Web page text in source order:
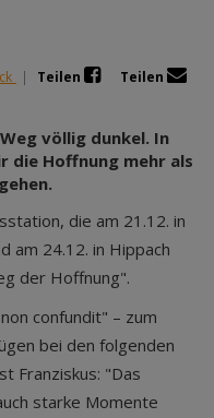
| Teilen
Teilen
völlig dunkel. In
die Hoffnung mehr als
die am 21.12. in
am 24.12. in Hippach
der Hoffnung".
confundit" – zum
bei den folgenden
Franziskus: "Das
starke Momente